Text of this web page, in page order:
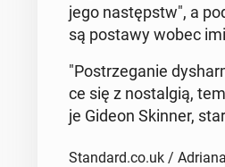
jego na­stępstw", a
są postawy wobec
"Po­strze­ga­nie
ce się z no­stal­gią,
je Gideon Skinner,
Standard.co.uk /